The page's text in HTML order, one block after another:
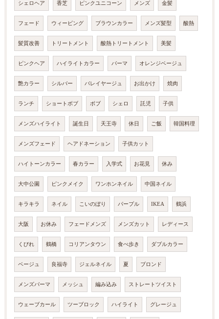
シェロヘア 香芝 ピンクユニコーン メンズ 金髪
フェード ウィービング ブラウンカラー メンズ髪型 酸熱
髪質改善 トリートメント 酸熱トリートメント 美髪
ピンクヘア ハイライトカラー パーマ オレンジベージュ
艶カラー シルバー バレイヤージュ お出かけ 焼肉
ランチ ショートボブ ボブ シェロ 託児 子供
メンズハイライト 誕生日 天王寺 休日 ご飯 韓国料理
メンズフェード ヘアドネーション 子供カット
ハイトーンカラー 春カラー 入学式 お花見 休み
大中公園 ピンクメイク ワンホンネイル 中国ネイル
キラキラ ネイル こいのぼり パープル IKEA 鶴浜
大阪 お休み フェードメンズ メンズカット レディース
くびれ 鶴橋 コリアンタウン 食べ歩き ダブルカラー
ベージュ 良福寺 ジェルネイル 夏 ブロンド
メンズパーマ メッシュ 編み込み ストレートツイスト
ウェーブカール ツーブロック ハイライト グレージュ